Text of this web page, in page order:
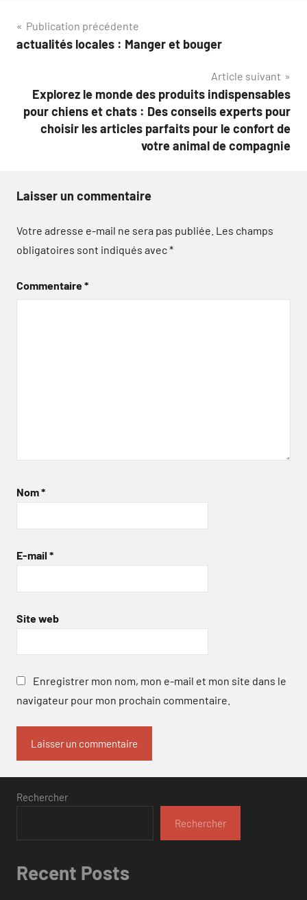
Navigation
de
Publication précédente
actualités locales : Manger et bouger
Article suivant
Explorez le monde des produits indispensables
pour chiens et chats : Des conseils experts pour
choisir les articles parfaits pour le confort de
votre animal de compagnie
Laisser un commentaire
Votre adresse e-mail ne sera pas publiée. Les champs
obligatoires sont indiqués avec*
Commentaire*
Nom*
E-mail *
Site web
Enregistrer mon nom, mon e-mail et mon site dans le
navigateur pour mon prochain commentaire.
Rechercher
Rechercher
Recent Posts